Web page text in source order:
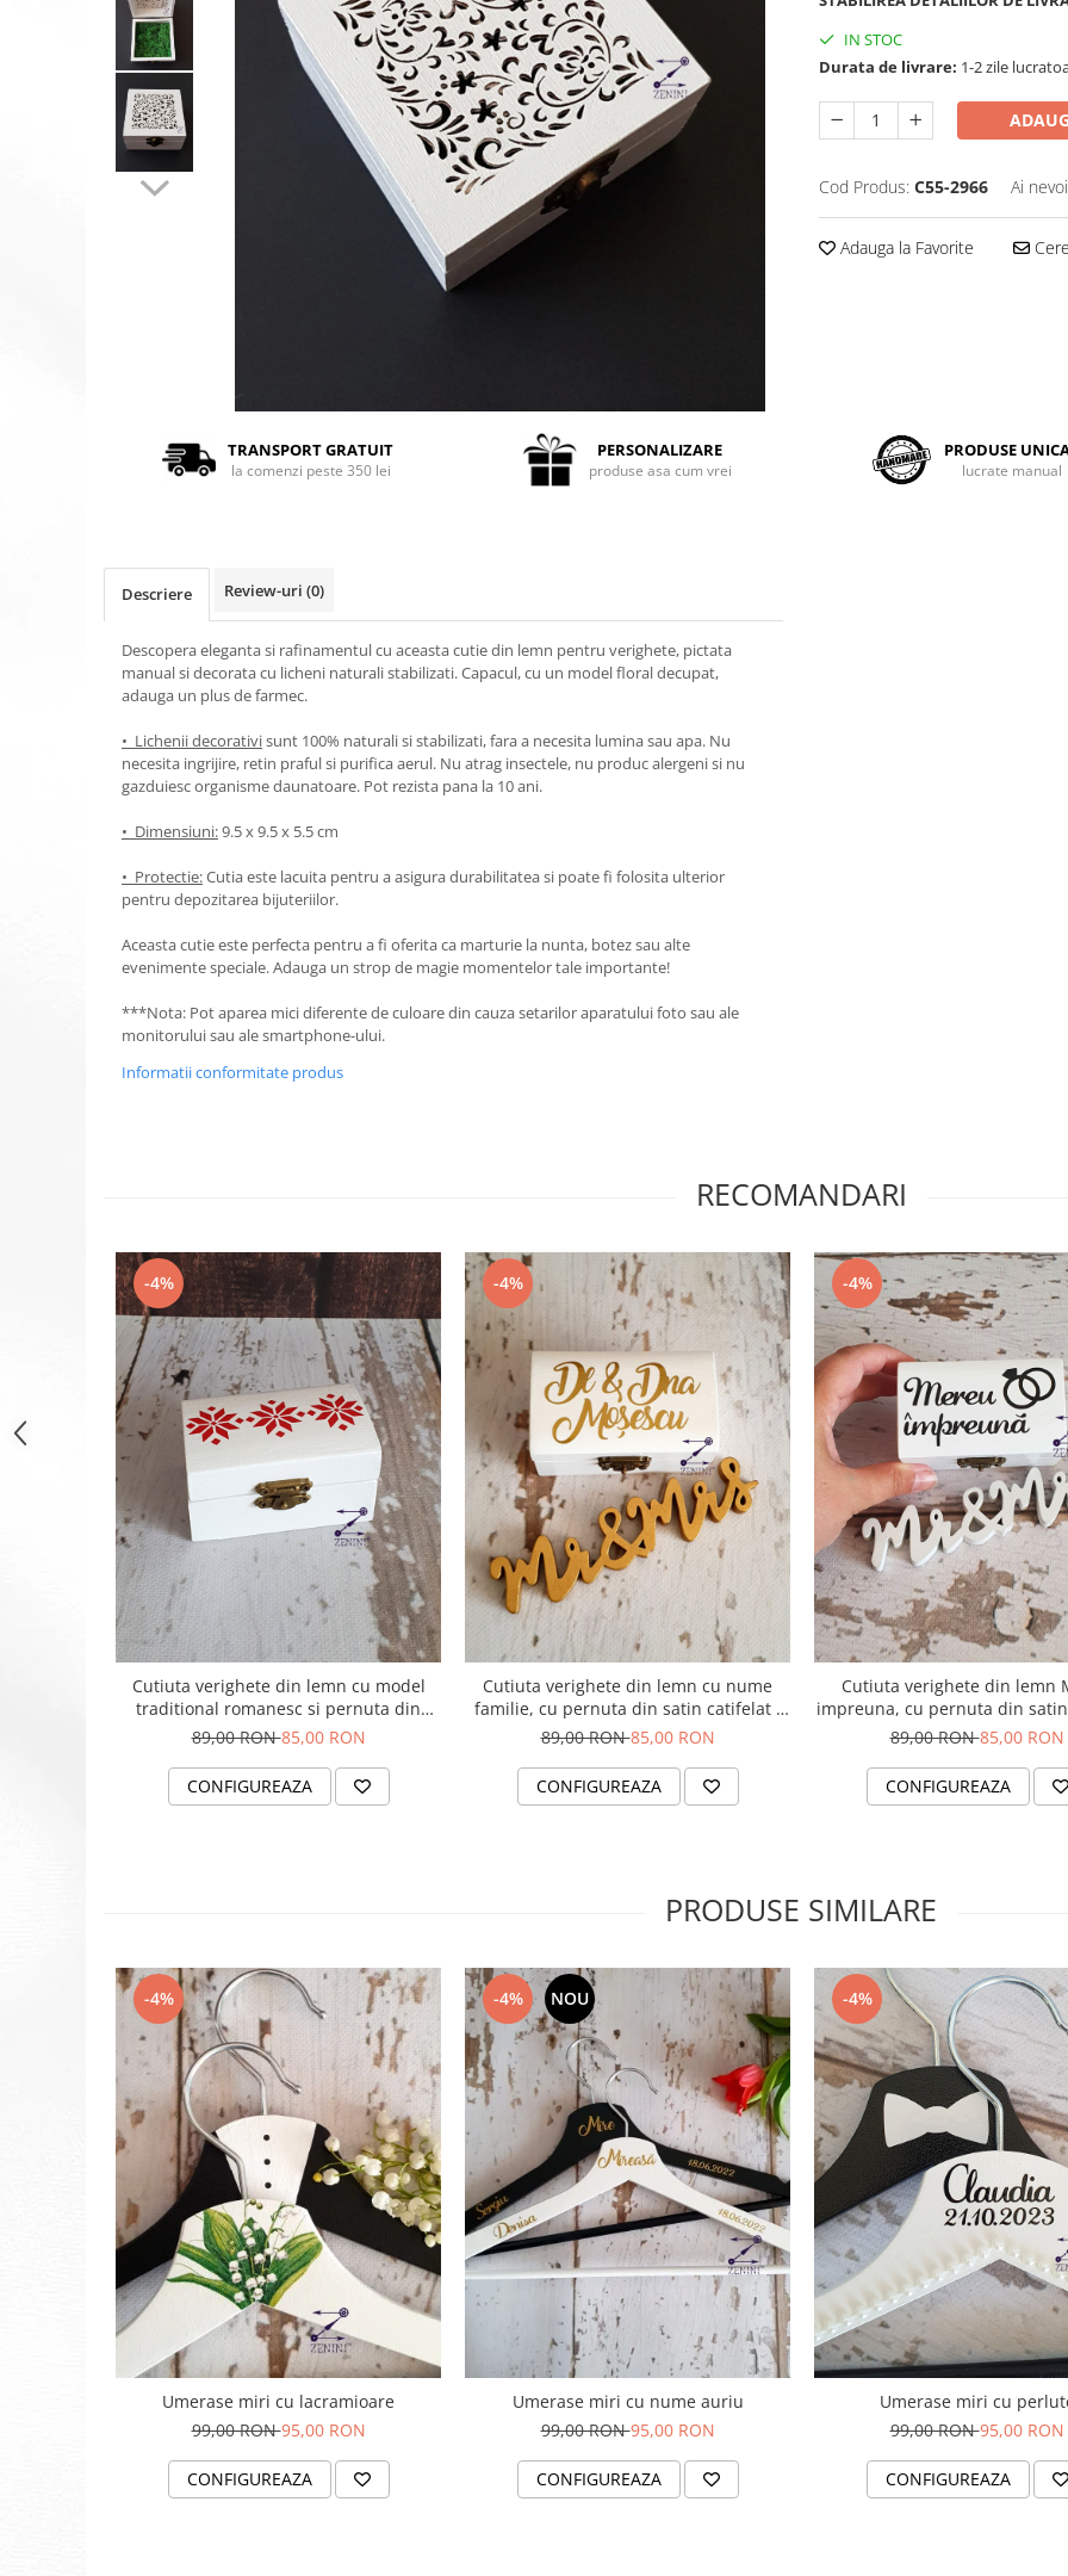
IN STOC
Durata de livrare: 1-2 zile
Cod Produs: C55-2966 Ai
Adauga la Favorite
TRANSPORT GRATUIT
la comenzi peste 350 lei
PERSONALIZARE
produse asa cum vrei
PRODUSE
lucrate manual
Descriere Review-uri (0)
Descopera eleganta si rafinamentul cu aceasta cutie din lemn pentru verighete, pictata
manual si decorata cu licheni naturali stabilizati. Capacul, cu un model floral decupat,
adauga un plus de farmec.
• Lichenii decorativisunt 100% naturali si stabilizati, fara a necesita lumina sau apa. Nu
necesita ingrijire, retin praful si purifica aerul. Nu atrag insectele, nu produc alergeni si nu
gazduiesc organisme daunatoare. Pot rezista pana la 10 ani.
• Dimensiuni:9.5 x 9.5 x 5.5 cm
• Protectie:Cutia este lacuita pentru a asigura durabilitatea si poate fi folosita ulterior
pentru depozitarea bijuteriilor.
Aceasta cutie este perfecta pentru a fi oferita ca marturie la nunta, botez sau alte
evenimente speciale. Adauga un strop de magie momentelor tale importante!
***Nota: Pot aparea mici diferente de culoare din cauza setarilor aparatului foto sau ale
monitorului sau ale smartphone-ului.
Informatii conformitate produs
RECOMANDARI
-4%
Cutiuta verighete din lemn cu model
traditional romanesc si pernuta din
satin catifelat - personalizata
89,00 RON85,00 RON
CONFIGUREAZA
-4%
Cutiuta verighete din lemn cu nume
familie, cu pernuta din satin catifelat -
personalizata
89,00 RON85,00 RON
CONFIGUREAZA
-4%
Cutiuta verighete din lemn
impreuna, cu pernuta din
- personalizata
89,00 RON85,00 RON
CONFIGUREAZA
PRODUSE SIMILARE
-4%
Umerase miri cu lacramioare
99,00 RON95,00 RON
CONFIGUREAZA
-4% NOU
Umerase miri cu nume auriu
99,00 RON95,00 RON
CONFIGUREAZA
-4%
Umerase miri cu
99,00 RON95,00 RON
CONFIGUREAZA